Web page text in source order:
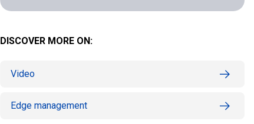
DISCOVER MORE ON:
Video
Edge management